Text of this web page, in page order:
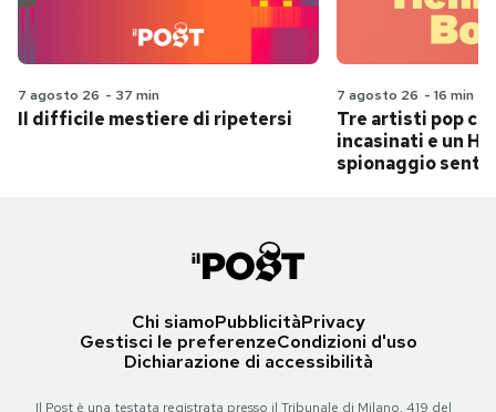
7 agosto 26 - 37 min
Il difficile mestiere di ripetersi
7 agosto 26 - 16 min
Tre artisti pop
incasinati e un
spionaggio
Chi siamoPubblicitàPrivacy
Gestisci le preferenzeCondizioni d'uso
Dichiarazione di accessibilità
Il Post è una testata registrata presso il Tribunale di Milano, 419 del